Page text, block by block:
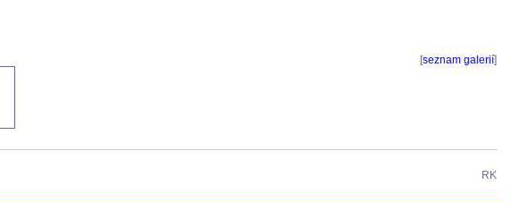
[seznam galerií]
RK